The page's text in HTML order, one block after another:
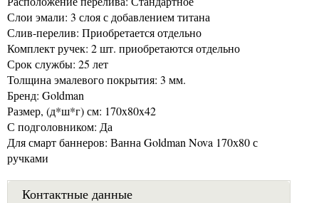
Слои эмали: 3 слоя с добавлением титана
Слив-перелив: Приобретается отдельно
Комплект ручек: 2 шт. приобретаются отдельно
Срок службы: 25 лет
Толщина эмалевого покрытия: 3 мм.
Бренд: Goldman
Размер, (д*ш*г) см: 170x80x42
С подголовником: Да
Для смарт баннеров: Ванна Goldman Nova 170х80 с
ручками
Контактные данные